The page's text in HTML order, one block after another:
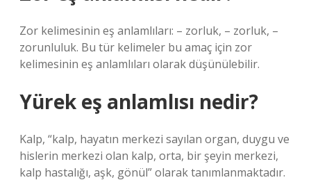
Zor kelimesinin eş anlamlıları: – zorluk, – zorluk, –
zorunluluk. Bu tür kelimeler bu amaç için zor
kelimesinin eş anlamlıları olarak düşünülebilir.
Yürek eş anlamlısı nedir?
Kalp, “kalp, hayatın merkezi sayılan organ, duygu ve
hislerin merkezi olan kalp, orta, bir şeyin merkezi,
kalp hastalığı, aşk, gönül” olarak tanımlanmaktadır.